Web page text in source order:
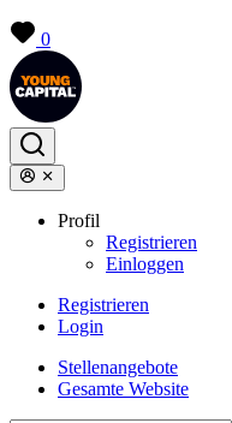
0
Profil
Registrieren
Einloggen
Registrieren
Login
Stellenangebote
Gesamte Website